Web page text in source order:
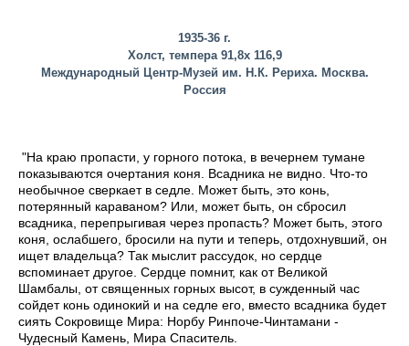
1935-36 г.
Холст, темпера 91,8х 116,9
Международный Центр-Музей им. Н.К. Рериха. Москва.
Россия
"На краю пропасти, у горного потока, в вечернем тумане
показываются очертания коня. Всадника не видно. Что-то
необычное сверкает в седле. Может быть, это конь,
потерянный караваном? Или, может быть, он сбросил
всадника, перепрыгивая через пропасть? Может быть, этого
коня, ослабшего, бросили на пути и теперь, отдохнувший, он
ищет владельца? Так мыслит рассудок, но сердце
вспоминает другое. Сердце помнит, как от Великой
Шамбалы, от священных горных высот, в сужденный час
сойдет конь одинокий и на седле его, вместо всадника будет
сиять Сокровище Мира: Норбу Ринпоче-Чинтамани -
Чудесный Камень, Мира Спаситель.